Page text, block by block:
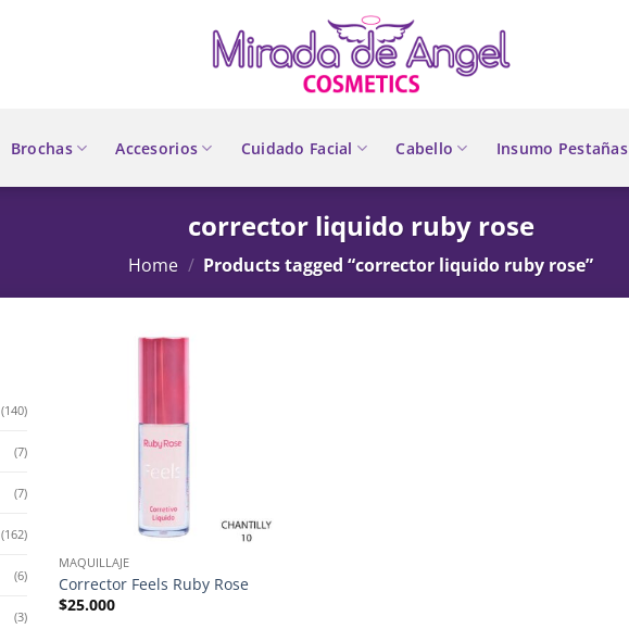
Brochas Accesorios Cuidado Facial Cabello Insumo Pestañas
corrector liquido ruby rose
Home / Products tagged “corrector liquido ruby rose”
(140)
(7)
(7)
(162)
(6)
(3)
MAQUILLAJE
Corrector Feels Ruby Rose
$25.000